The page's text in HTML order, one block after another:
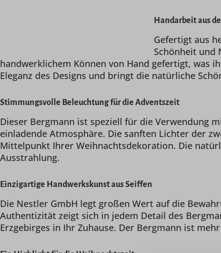
Handarbeit aus
Gefertigt aus
Schönheit und
handwerklichem Können von Hand gefertigt, was
Eleganz des Designs und bringt die natürliche
Stimmungsvolle Beleuchtung für die Adventszeit
Dieser Bergmann ist speziell für die Verwendung
einladende Atmosphäre. Die sanften Lichter der
Mittelpunkt Ihrer Weihnachtsdekoration. Die
Ausstrahlung.
Einzigartige Handwerkskunst aus Seiffen
Die Nestler GmbH legt großen Wert auf die
Authentizität zeigt sich in jedem Detail des
Erzgebirges in Ihr Zuhause. Der Bergmann ist